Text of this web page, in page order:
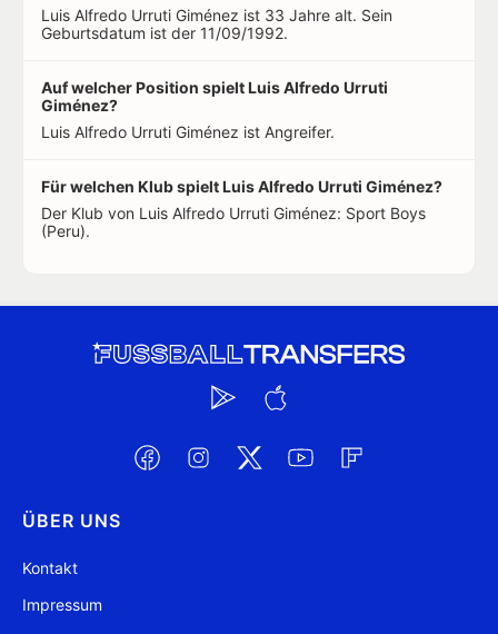
Luis Alfredo Urruti Giménez ist 33 Jahre alt. Sein
Geburtsdatum ist der 11/09/1992.
Auf welcher Position spielt Luis Alfredo Urruti
Giménez?
Luis Alfredo Urruti Giménez ist Angreifer.
Für welchen Klub spielt Luis Alfredo Urruti Giménez?
Der Klub von Luis Alfredo Urruti Giménez: Sport Boys
(Peru).
ÜBER UNS
Kontakt
Impressum